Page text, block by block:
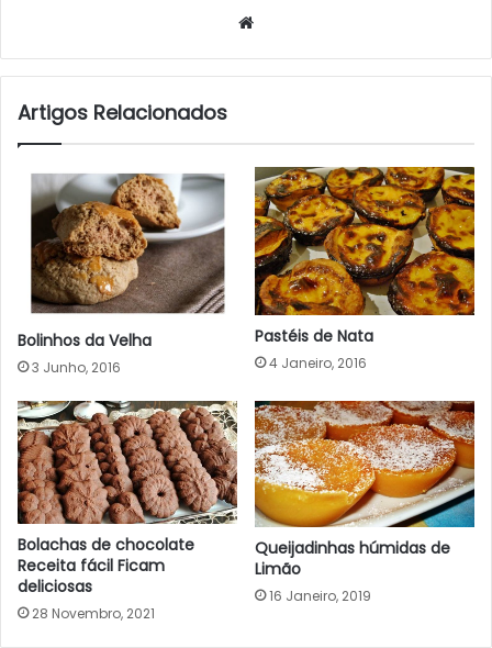
Artigos Relacionados
Bolinhos da Velha
3 Junho, 2016
Pastéis de Nata
4 Janeiro, 2016
Bolachas de chocolate
Receita fácil Ficam
deliciosas
28 Novembro, 2021
Queijadinhas húmidas de
Limão
16 Janeiro, 2019